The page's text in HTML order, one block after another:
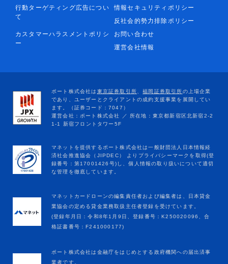
行動ターゲティング広告につい
て
情報セキュリティポリシー
反社会的勢力排除ポリシー
カスタマーハラスメントポリシ
ー
お問い合わせ
運営会社情報
マネットカードローンの編集責任者および編集者は、日本貸金
業協会の定める貸金業務取扱主任者登録を受けています。
(登録年月日：令和8年1月9日、登録番号：K250020096、合
格証書番号：F241000177)
ポート株式会社は金融庁をはじめとする政府機関への届出済事
業者です。